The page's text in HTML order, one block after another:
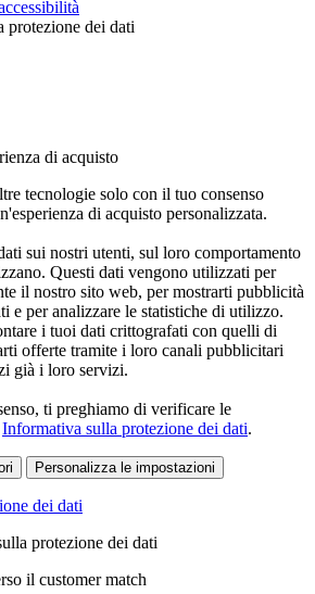
protezione dei dati
di acquisto
tecnologie solo con il tuo consenso
di acquisto personalizzata.
sui nostri utenti, sul loro comportamento
Questi dati vengono utilizzati per
il nostro sito web, per mostrarti pubblicità
e per analizzare le statistiche di utilizzo.
i tuoi dati crittografati con quelli di
offerte tramite i loro canali pubblicitari
già i loro servizi.
ti preghiamo di verificare le
Informativa sulla protezione dei dati.
Personalizza le impostazioni
dei dati
protezione dei dati
il customer match